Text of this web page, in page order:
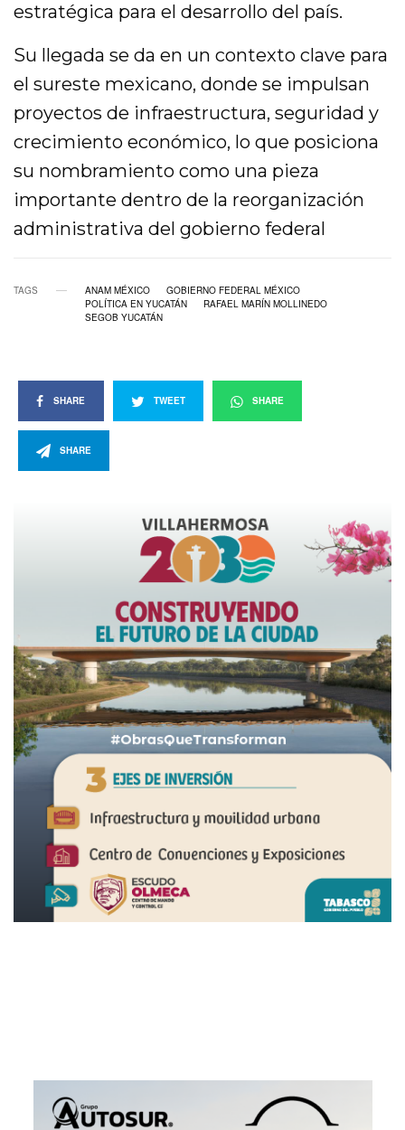
estratégica para el desarrollo del país.
Su llegada se da en un contexto clave para
el sureste mexicano, donde se impulsan
proyectos de infraestructura, seguridad y
crecimiento económico, lo que posiciona
su nombramiento como una pieza
importante dentro de la reorganización
administrativa del gobierno federal
TAGS ANAM MÉXICO
GOBIERNO FEDERAL MÉXICO
POLÍTICA EN YUCATÁN
RAFAEL MARÍN MOLLINEDO
SEGOB YUCATÁN
SHARE TWEET SHARE
SHARE